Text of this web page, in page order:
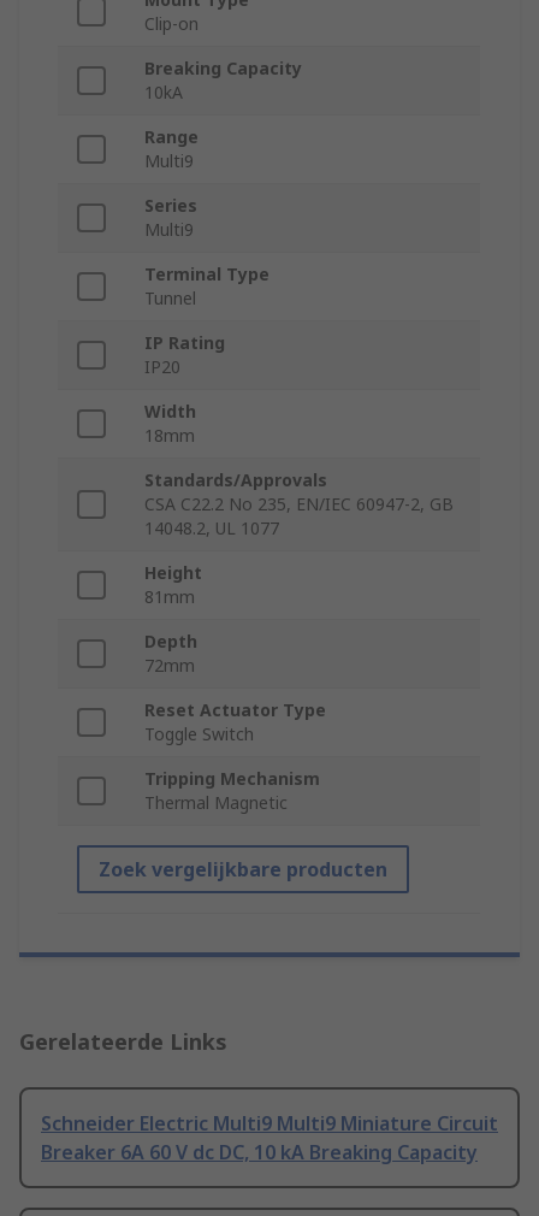
Clip-on
Breaking Capacity
10kA
Range
Multi9
Series
Multi9
Terminal Type
Tunnel
IP Rating
IP20
Width
18mm
Standards/Approvals
CSA C22.2 No 235, EN/IEC 60947-2, GB
14048.2, UL 1077
Height
81mm
Depth
72mm
Reset Actuator Type
Toggle Switch
Tripping Mechanism
Thermal Magnetic
Zoek vergelijkbare producten
Gerelateerde Links
Schneider Electric Multi9 Multi9 Miniature Circuit
Breaker 6A 60 V dc DC, 10 kA Breaking Capacity